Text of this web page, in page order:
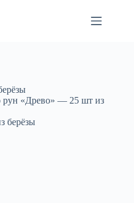
рун «Древо» — 25 шт из